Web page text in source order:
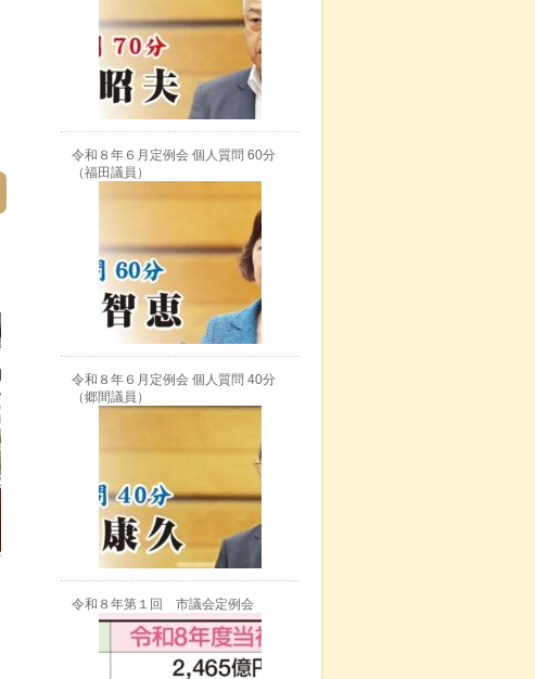
令和８年６月定例会 個人質問 60分
（福田議員）
令和８年６月定例会 個人質問 40分
（郷間議員）
令和８年第１回 市議会定例会